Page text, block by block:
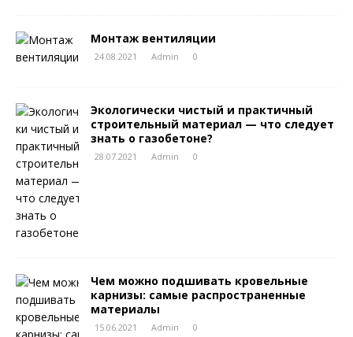
Монтаж вентиляции
24.08.2021 Admin 0
Экологически чистый и практичный
строительный материал — что следует
знать о газобетоне?
28.07.2021 Admin 0
Чем можно подшивать кровельные
карнизы: самые распространенные
материалы
15.06.2021 Admin 0